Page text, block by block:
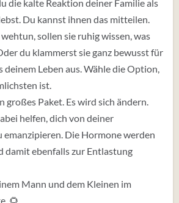
die kalte Reaktion deiner Familie als
Du kannst ihnen das mitteilen.
sollen sie ruhig wissen, was
du klammerst sie ganz bewusst für
deinem Leben aus. Wähle die Option,
ist.
großes Paket. Es wird sich ändern.
helfen, dich von deiner
Die Hormone werden
damit ebenfalls zur Entlastung
Mann und dem Kleinen im
🌻